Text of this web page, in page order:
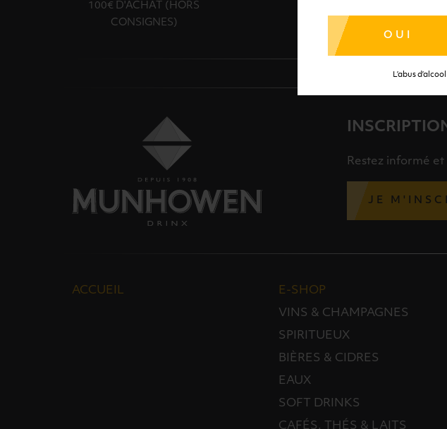
OUI
L’abus
100€ D'ACHAT (HORS
CONSIGNES)
Restez informé
JE
ACCUEIL
E-SHOP
VINS & CHAMPAGNES
SPIRITUEUX
BIÈRES & CIDRES
EAUX
SOFT DRINKS
CAFÉS, THÉS & LAITS